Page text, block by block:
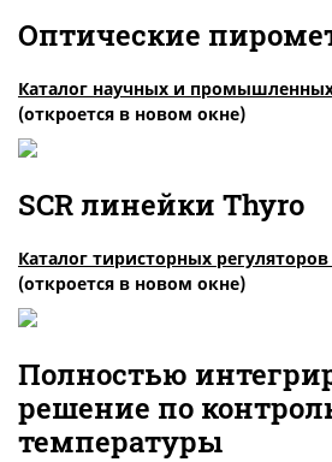
Оптические
Каталог научных и
(откроется в новом окне)
SCR линейки Thyro
Каталог тиристорных
(откроется в новом окне)
Полностью
решение по
температуры